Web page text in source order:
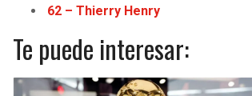
62 – Thierry Henry
Te puede interesar: